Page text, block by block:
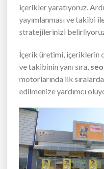
içerikler yaratıyoruz.
yayımlanması ve takibi
stratejilerinizi
İçerik üretimi, içeriklerin
ve takibinin yanı sıra,
motorlarında ilk
edilmenize yardımcı